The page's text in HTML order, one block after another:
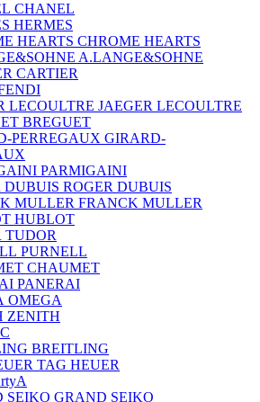
CHANEL
HERMES
CHROME HEARTS
A.LANGE&SOHNE
CARTIER
JAEGER LECOULTRE
BREGUET
GIRARD-
PARMIGAINI
ROGER DUBUIS
FRANCK MULLER
HUBLOT
TUDOR
PURNELL
CHAUMET
PANERAI
OMEGA
ZENITH
BREITLING
TAG HEUER
GRAND SEIKO